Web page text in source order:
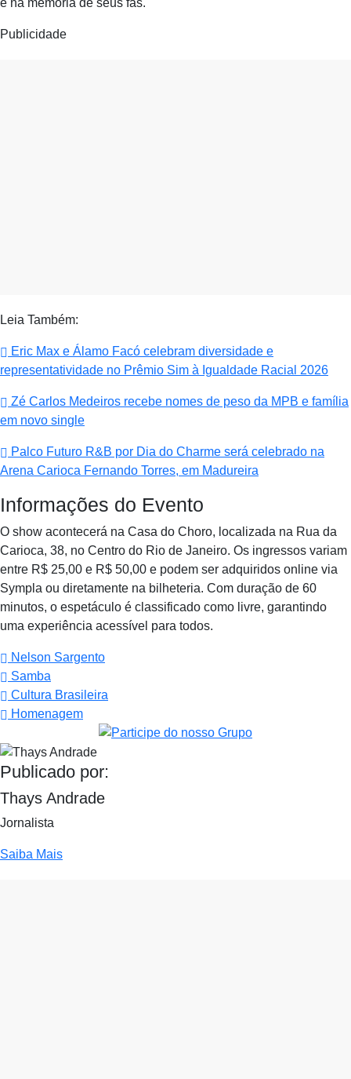
Publicidade
Leia Também:
Eric Max e Álamo Facó celebram diversidade e
representatividade no Prêmio Sim à Igualdade Racial 2026
Zé Carlos Medeiros recebe nomes de peso da MPB e família
em novo single
Palco Futuro R&B por Dia do Charme será celebrado na
Arena Carioca Fernando Torres, em Madureira
Informações do Evento
O show acontecerá na Casa do Choro, localizada na Rua da
Carioca, 38, no Centro do Rio de Janeiro. Os ingressos variam
entre R$ 25,00 e R$ 50,00 e podem ser adquiridos online via
Sympla ou diretamente na bilheteria. Com duração de 60
minutos, o espetáculo é classificado como livre, garantindo
uma experiência acessível para todos.
Nelson Sargento
Samba
Cultura Brasileira
Homenagem
Publicado por:
Thays Andrade
Jornalista
Saiba Mais